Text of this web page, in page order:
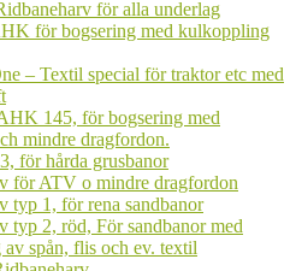
för alla underlag
för bogsering med kulkoppling
– Textil special för traktor etc med
145, för bogsering med
mindre dragfordon.
för hårda grusbanor
för ATV o mindre dragfordon
typ 1, för rena sandbanor
typ 2, röd, För sandbanor med
spån, flis och ev. textil